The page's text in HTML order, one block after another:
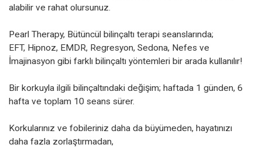
alabilir ve rahat olursunuz.
Pearl Therapy, Bütüncül bilinçaltı terapi seanslarında;
EFT, Hipnoz, EMDR, Regresyon, Sedona, Nefes ve
İmajinasyon gibi farklı bilinçaltı yöntemleri bir arada kullanılır!
Bir korkuyla ilgili bilinçaltındaki değişim; haftada 1 günden, 6
hafta ve toplam 10 seans sürer.
Korkularınız ve fobileriniz daha da büyümeden, hayatınızı
daha fazla zorlaştırmadan,